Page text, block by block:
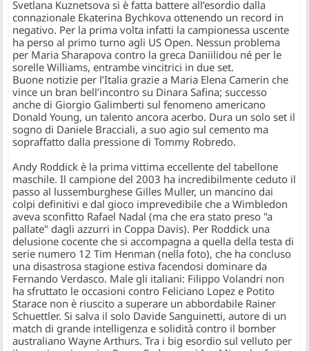
Svetlana Kuznetsova si è fatta battere all’esordio dalla
connazionale Ekaterina Bychkova ottenendo un record in
negativo. Per la prima volta infatti la campionessa uscente
ha perso al primo turno agli US Open. Nessun problema
per Maria Sharapova contro la greca Daniilidou né per le
sorelle Williams, entrambe vincitrici in due set.
Buone notizie per l’Italia grazie a Maria Elena Camerin che
vince un bran bell’incontro su Dinara Safina; successo
anche di Giorgio Galimberti sul fenomeno americano
Donald Young, un talento ancora acerbo. Dura un solo set il
sogno di Daniele Bracciali, a suo agio sul cemento ma
sopraffatto dalla pressione di Tommy Robredo.
Andy Roddick è la prima vittima eccellente del tabellone
maschile. Il campione del 2003 ha incredibilmente ceduto il
passo al lussemburghese Gilles Muller, un mancino dai
colpi definitivi e dal gioco imprevedibile che a Wimbledon
aveva sconfitto Rafael Nadal (ma che era stato preso "a
pallate" dagli azzurri in Coppa Davis). Per Roddick una
delusione cocente che si accompagna a quella della testa di
serie numero 12Tim Henman (nella foto), che ha concluso
una disastrosa stagione estiva facendosi dominare da
Fernando Verdasco. Male gli italiani: Filippo Volandri non
ha sfruttato le occasioni contro Feliciano Lopeze Potito
Starace non è riuscito a superare un abbordabile Rainer
Schuettler. Si salva il solo Davide Sanguinetti, autore di un
match di grande intelligenza e solidità contro il bomber
australianoWayne Arthurs. Tra i big esordio sul velluto per